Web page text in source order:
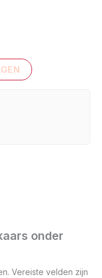
onder
Vereiste velden zijn